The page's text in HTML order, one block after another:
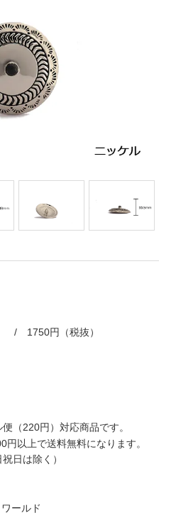
/ 1750円（税抜）
（220円）対応商品です。
以上で送料無料になります。
日は除く）
ールド